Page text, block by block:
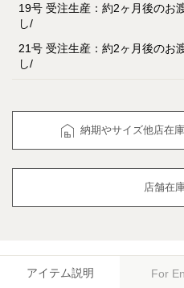
19号 受注生産：約2ヶ月後のお
し
21号 受注生産：約2ヶ月後のお
し
納期やサイズ他店在
店舗在
アイテム説明 For